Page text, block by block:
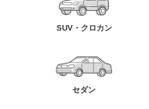
SUV・クロカン
セダン